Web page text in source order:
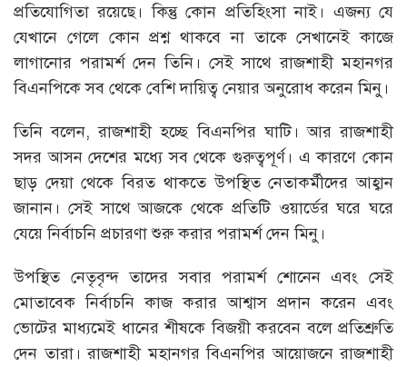
প্রতিযোগিতা রয়েছে। কিন্তু কোন প্রতিহিংসা নাই। এজন্য যে
যেখানে গেলে কোন প্রশ্ন থাকবে না তাকে সেখানেই কাজে
লাগানোর পরামর্শ দেন তিনি। সেই সাথে রাজশাহী মহানগর
বিএনপিকে সব থেকে বেশি দায়িত্ব নেয়ার অনুরোধ করেন মিনু।
তিনি বলেন, রাজশাহী হচ্ছে বিএনপির ঘাটি। আর রাজশাহী
সদর আসন দেশের মধ্যে সব থেকে গুরুত্বপূর্ণ। এ কারণে কোন
ছাড় দেয়া থেকে বিরত থাকতে উপস্থিত নেতাকর্মীদের আহ্বান
জানান। সেই সাথে আজকে থেকে প্রতিটি ওয়ার্ডের ঘরে ঘরে
যেয়ে নির্বাচনি প্রচারণা শুরু করার পরামর্শ দেন মিনু।
উপস্থিত নেতৃবৃন্দ তাদের সবার পরামর্শ শোনেন এবং সেই
মোতাবেক নির্বাচনি কাজ করার আশ্বাস প্রদান করেন এবং
ভোটের মাধ্যমেই ধানের শীষকে বিজয়ী করবেন বলে প্রতিশ্রুতি
দেন তারা। রাজশাহী মহানগর বিএনপির আয়োজনে রাজশাহী